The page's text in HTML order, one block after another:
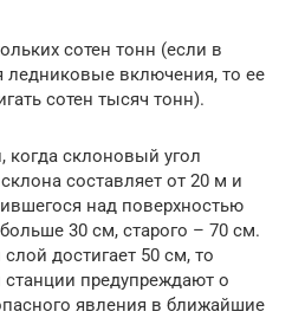
сотен тонн (если в
ледниковые включения, то ее
сотен тысяч тонн).
склоновый угол
составляет от 20 м и
над поверхностью
30 см, старого – 70 см.
достигает 50 см, то
предупреждают о
явления в ближайшие